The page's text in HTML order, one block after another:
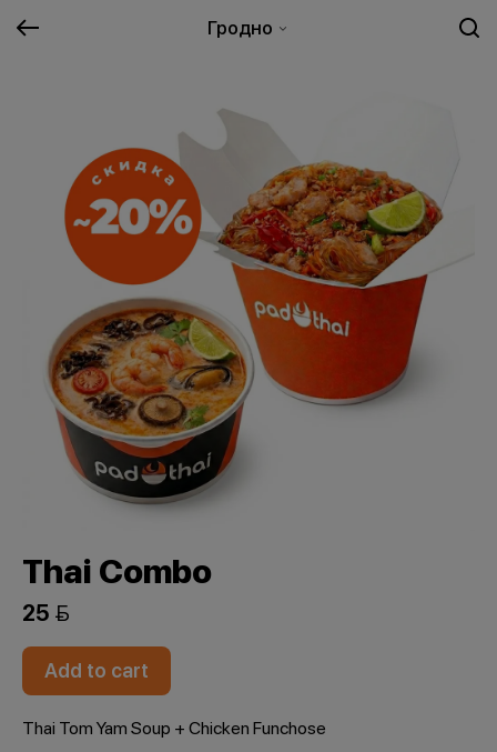
Гродно
Thai Combo
25 
Add to cart
Thai Tom Yam Soup + Chicken Funchose